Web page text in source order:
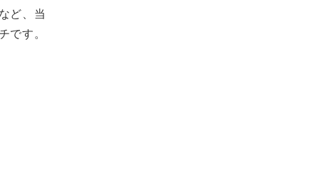
ど、当
す。